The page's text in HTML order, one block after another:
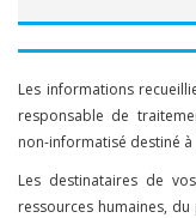
Les informations
responsable de
non-informatisé destiné
Les destinataires de
ressources humaines,